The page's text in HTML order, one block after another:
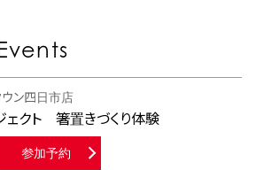
ン四日市店
ェクト 箸置きづくり体験
参加予約